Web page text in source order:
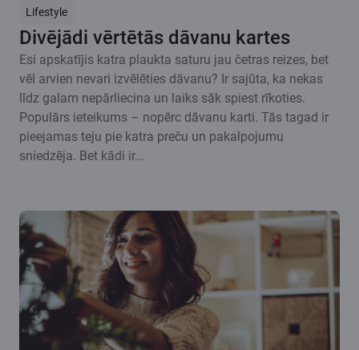
Lifestyle
Divējādi vērtētās dāvanu kartes
Esi apskatījis katra plaukta saturu jau četras reizes, bet
vēl arvien nevari izvēlēties dāvanu? Ir sajūta, ka nekas
līdz galam nepārliecina un laiks sāk spiest rīkoties.
Populārs ieteikums – nopērc dāvanu karti. Tās tagad ir
pieejamas teju pie katra preču un pakalpojumu
sniedzēja. Bet kādi ir...